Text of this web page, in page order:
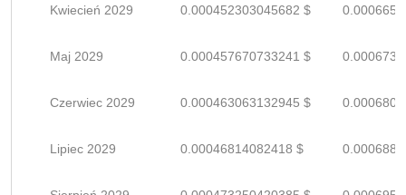
Kwiecień 2029 0.000452303045682 $
Maj 2029 0.000457670733241 $
Czerwiec 2029 0.000463063132945 $
Lipiec 2029 0.00046814082418 $